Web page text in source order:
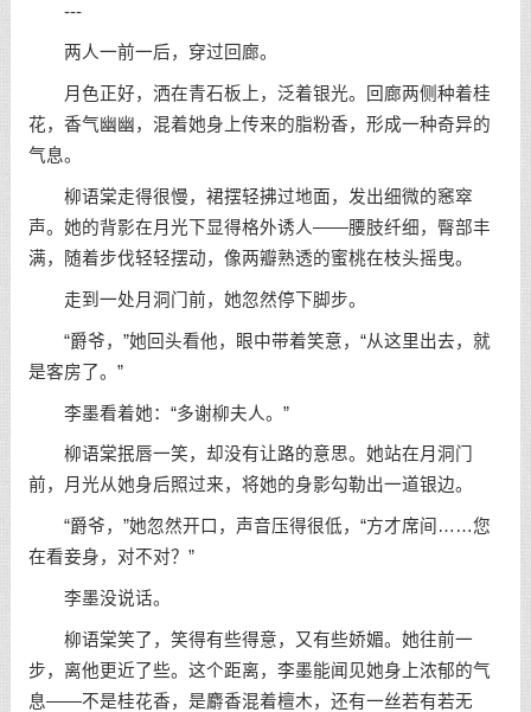
---
两人一前一后，穿过回廊。
月色正好，洒在青石板上，泛着银光。回廊两侧种着桂
花，香气幽幽，混着她身上传来的脂粉香，形成一种奇异的
气息。
柳语棠走得很慢，裙摆轻拂过地面，发出细微的窸窣
声。她的背影在月光下显得格外诱人——腰肢纤细，臀部丰
满，随着步伐轻轻摆动，像两瓣熟透的蜜桃在枝头摇曳。
走到一处月洞门前，她忽然停下脚步。
“爵爷，”她回头看他，眼中带着笑意，“从这里出去，就
是客房了。”
李墨看着她：“多谢柳夫人。”
柳语棠抿唇一笑，却没有让路的意思。她站在月洞门
前，月光从她身后照过来，将她的身影勾勒出一道银边。
“爵爷，”她忽然开口，声音压得很低，“方才席间……您
在看妾身，对不对？”
李墨没说话。
柳语棠笑了，笑得有些得意，又有些娇媚。她往前一
步，离他更近了些。这个距离，李墨能闻见她身上浓郁的气
息——不是桂花香，是麝香混着檀木，还有一丝若有若无